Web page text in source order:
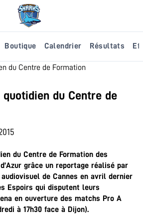
Boutique Calendrier Résultats
du Centre de
du Centre de Formation des
grâce un reportage réalisé par
de Cannes en avril dernier
Espoirs qui disputent leurs
en ouverture des matchs Pro A
à 17h30 face à Dijon).